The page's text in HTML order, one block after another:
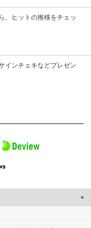
、ヒットの推移をチェッ
インチェキなどプレゼン
わせたコンテンツや広告の